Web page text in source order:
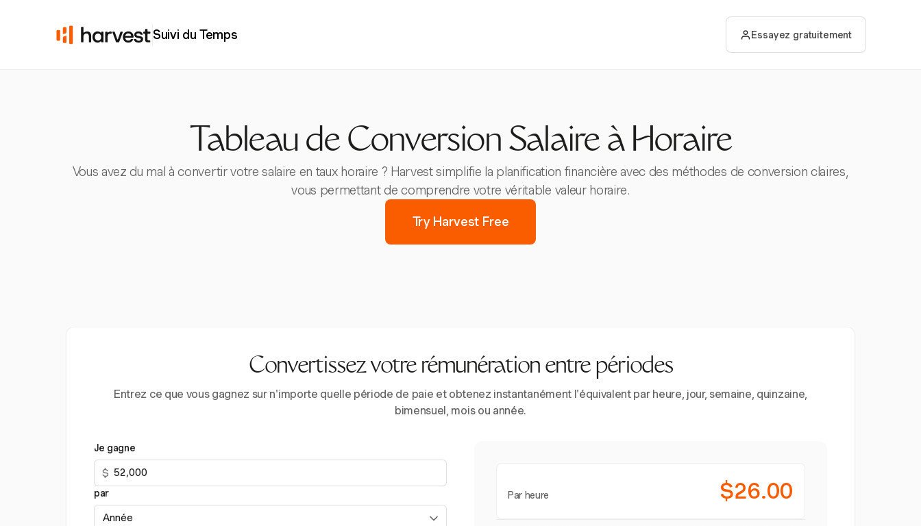
Suivi du Temps Essayez gratuitement
Tableau de Conversion Salaire à Horaire
Vous avez du mal à convertir votre salaire en taux horaire ? Harvest simplifie la planification financière avec des méthodes de conversion claires,
vous permettant de comprendre votre véritable valeur horaire.
Try Harvest Free
Convertissez votre rémunération entre périodes
Entrez ce que vous gagnez sur n'importe quelle période de paie et obtenez instantanément l'équivalent par heure, jour, semaine, quinzaine,
bimensuel, mois ou année.
Je gagne
$
par Par heure $26.00